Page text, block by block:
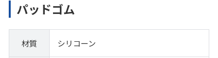
パッドゴム
材質 シリコーン